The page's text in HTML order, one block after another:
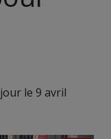
le 9 avril